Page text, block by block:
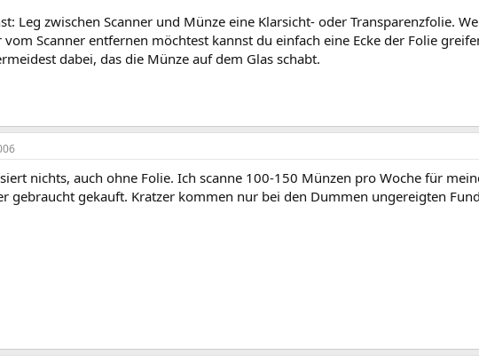
Leg zwischen Scanner und Münze eine Klarsicht- oder Transparenzfolie.
vom Scanner entfernen möchtest kannst du einfach eine Ecke der Folie
dabei, das die Münze auf dem Glas schabt.
nichts, auch ohne Folie. Ich scanne 100-150 Münzen pro Woche für
gebraucht gekauft. Kratzer kommen nur bei den Dummen ungereigten